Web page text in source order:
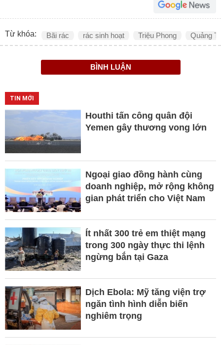
Từ khóa: Bãi rác rác sinh hoạt Triệu Phong Quảng
BÌNH LUẬN
TIN MỚI
Houthi tấn công quân đội
Yemen gây thương vong lớn
Ngoại giao đồng hành cùng
doanh nghiệp, mở rộng không
gian phát triển cho Việt Nam
Ít nhất 300 trẻ em thiệt mạng
trong 300 ngày thực thi lệnh
ngừng bắn tại Gaza
Dịch Ebola: Mỹ tăng viện trợ
ngăn tình hình diễn biến
nghiêm trọng